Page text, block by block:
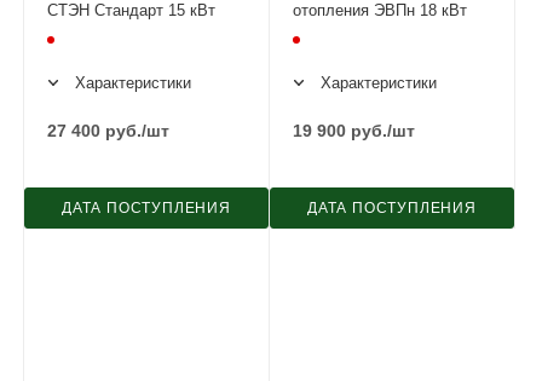
СТЭН Стандарт 15 кВт
Характеристики
27 400 руб./шт
ДАТА ПОСТУПЛЕНИЯ
отопления ЭВПн 18 кВт
Характеристики
19 900 руб./шт
ДАТА ПОСТУПЛЕНИЯ